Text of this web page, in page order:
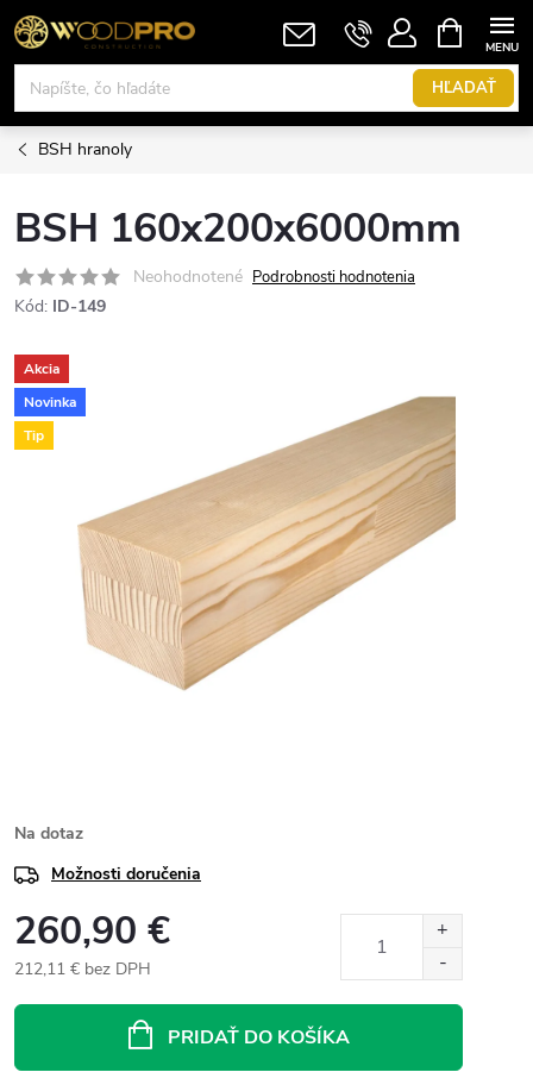
Prejsť
na
obsah
HĽADAŤ
KOŠÍK
BSH hranoly
BSH 160x200x6000mm
Neohodnotené Podrobnosti hodnotenia
Kód: ID-149
Akcia
Novinka
Tip
Na dotaz
Možnosti doručenia
260,90 €
212,11 € bez DPH
PRIDAŤ DO KOŠÍKA